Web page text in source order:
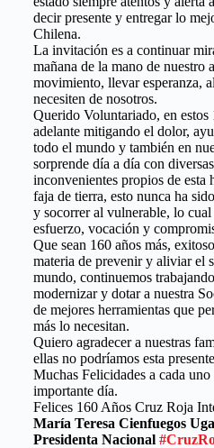
decir presente y entregar lo
Chilena.
La invitación es a continuar
mañana de la mano de nuestro
movimiento, llevar esperanza,
necesiten de nosotros.
Querido Voluntariado, en estos
adelante mitigando el dolor,
todo el mundo y también en
sorprende día a día con
inconvenientes propios de esta
faja de tierra, esto nunca ha
y socorrer al vulnerable, lo
esfuerzo, vocación y
Que sean 160 años más,
materia de prevenir y aliviar el
mundo, continuemos
modernizar y dotar a nuestra
de mejores herramientas que
más lo necesitan.
Quiero agradecer a nuestras
ellas no podríamos esta
Muchas Felicidades a cada uno
importante día.
Felices 160 Años Cruz Roja
María Teresa Cienfuegos
Presidenta Nacional